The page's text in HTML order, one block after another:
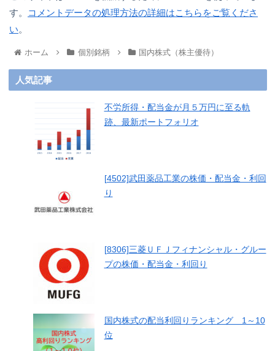
す。
コメントデータの処理方法の詳細はこちらをご覧くださ
い。
ホーム 個別銘柄 国内株式（株主優待）
人気記事
不労所得・配当金が月５万円に至る軌
跡、最新ポートフォリオ
[4502]武田薬品工業の株価・配当金・利回
り
[8306]三菱ＵＦＪフィナンシャル・グルー
プの株価・配当金・利回り
国内株式の配当利回りランキング 1～10
位